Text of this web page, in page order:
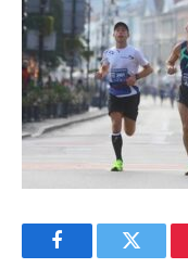
FacebookTwitter